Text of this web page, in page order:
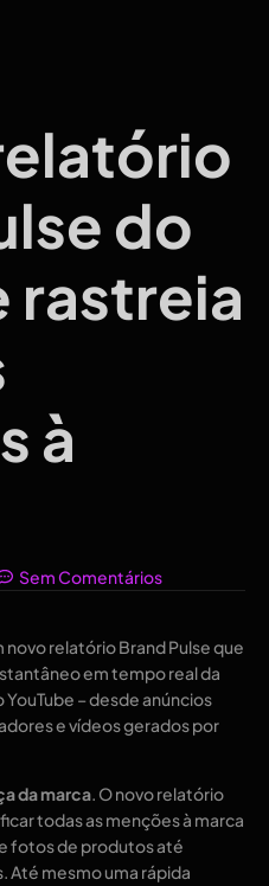
do
rastreia
à
Sem Comentários
novo relatório Brand Pulse que
em tempo real da
– desde anúncios
e vídeos gerados por
da marca. O novo relatório
todas as menções à marca
fotos de produtos até
Até mesmo uma rápida